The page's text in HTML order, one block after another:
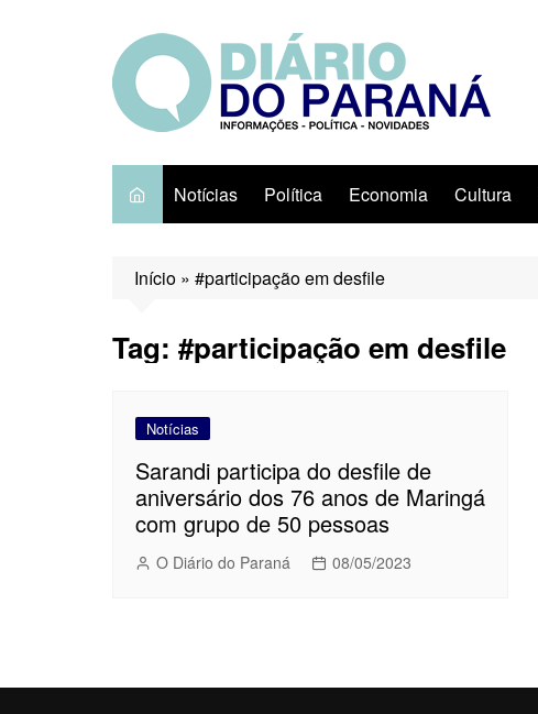
Notícias Política Economia Cultura
Início » #participação em desfile
Tag: #participação em desfile
Notícias
Sarandi participa do desfile de
aniversário dos 76 anos de Maringá
com grupo de 50 pessoas
O Diário do Paraná 08/05/2023